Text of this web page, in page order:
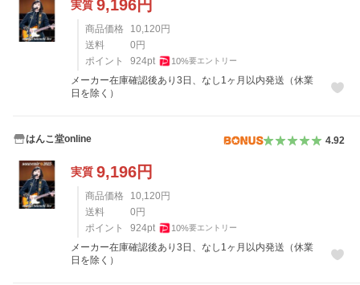
実質 9,196円
商品価格 10,120 円
送料
0 円
ポイント
924pt 10%要エントリー
メーカー在庫確認後あり3日、なし1ヶ月以内発送（休業
日を除く）
はんこ堂online 4.92
実質 9,196円
商品価格 10,120 円
送料
0 円
ポイント
924pt 10%要エントリー
メーカー在庫確認後あり3日、なし1ヶ月以内発送（休業
日を除く）